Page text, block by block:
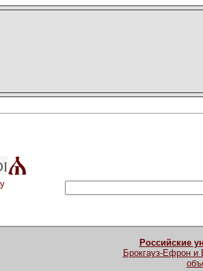
Российские
Брокгауз-Ефрон и